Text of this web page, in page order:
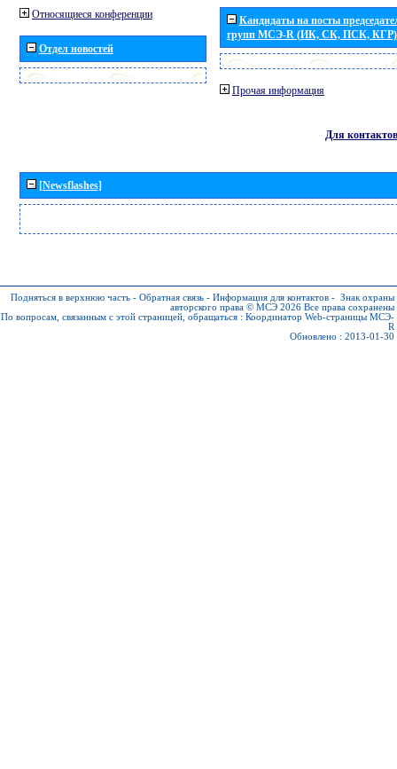
Относящиеся конференции
Отдел новостей
Кандидаты на посты
групп МСЭ-R (ИК, СК, ПСК, КГР)
Прочая информация
Для контактов
[Newsflashes]
Подняться в верхнюю часть - Обратная связь - Информация для контактов - Знак охраны
авторского права © МСЭ 2026 Все права сохранены
По вопросам, связанным с этой страницей, обращаться : Координатор Web-страницы МСЭ-
R
Обновлено : 2013-01-30